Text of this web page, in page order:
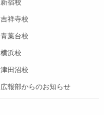
新宿校
吉祥寺校
青葉台校
横浜校
津田沼校
広報部からのお知らせ